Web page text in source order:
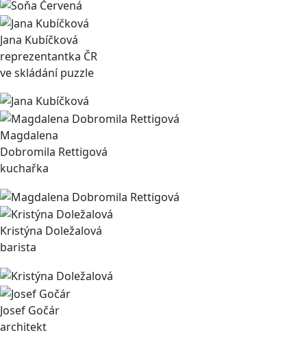
Jana Kubíčková
reprezentantka ČR
ve skládání puzzle
Magdalena
Dobromila Rettigová
kuchařka
Kristýna Doležalová
barista
Josef Gočár
architekt